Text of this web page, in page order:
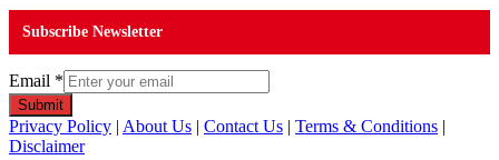
Subscribe Newsletter
Email *
Submit
Privacy Policy | About Us | Contact Us | Terms & Conditions |
Disclaimer